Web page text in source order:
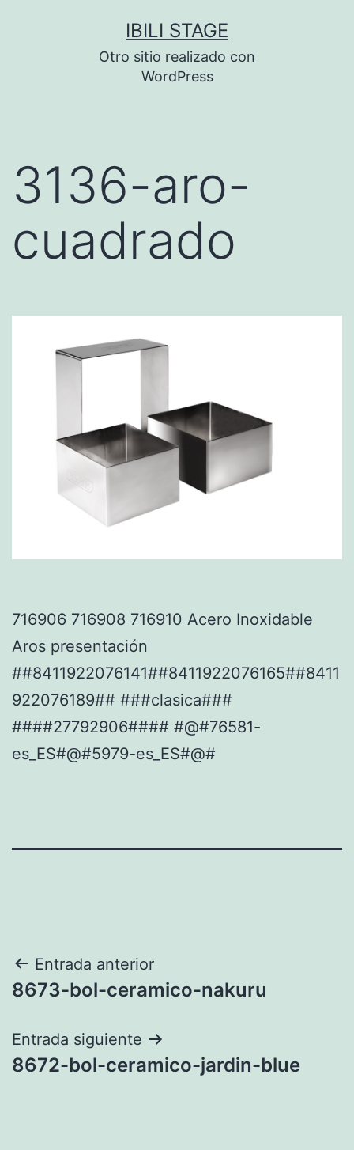
IBILI STAGE
Otro sitio realizado con
WordPress
3136-aro-
cuadrado
716906 716908 716910 Acero Inoxidable
Aros presentación
##8411922076141##8411922076165##8411
922076189## ###clasica###
####27792906#### #@#76581-
es_ES#@#5979-es_ES#@#
Navegación
de
entradas
Entrada anterior
8673-bol-ceramico-nakuru
Entrada siguiente
8672-bol-ceramico-jardin-blue